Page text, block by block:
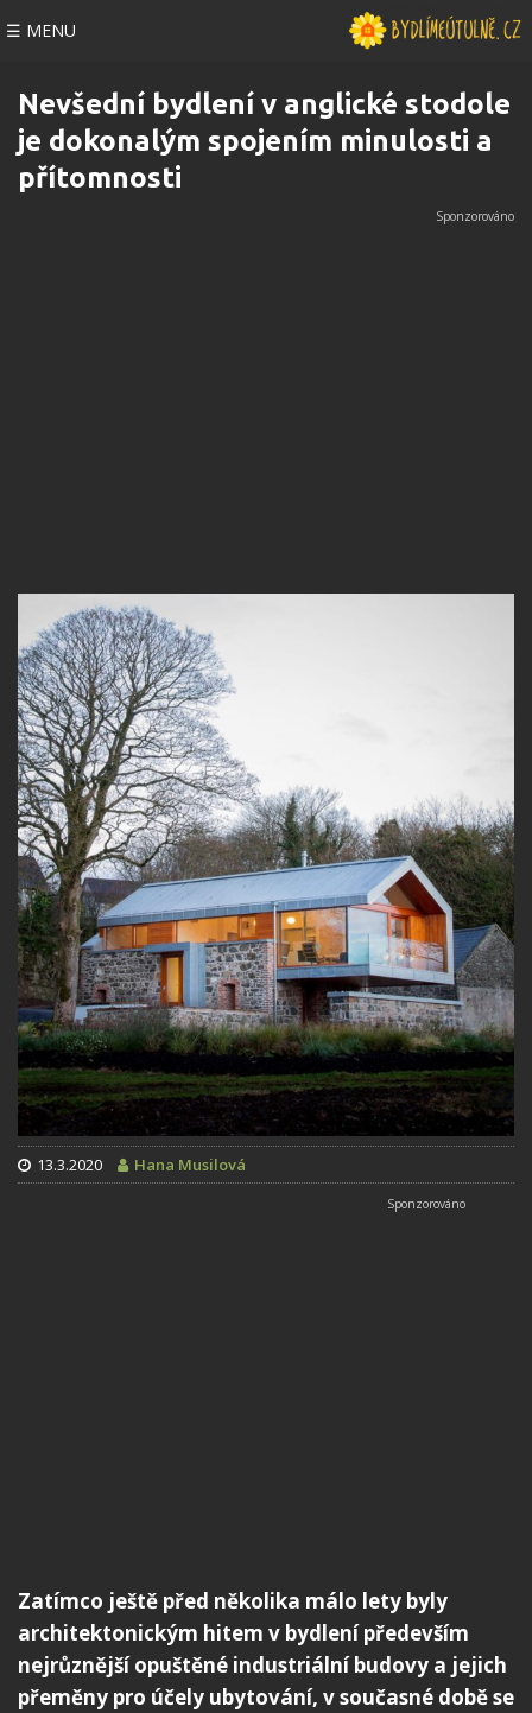
☰ MENU
Nevšední bydlení v anglické stodole
je dokonalým spojením minulosti a
přítomnosti
13.3.2020 Hana Musilová
Zatímco ještě před několika málo lety byly
architektonickým hitem v bydlení především
nejrůznější opuštěné industriální budovy a jejich
přeměny pro účely ubytování, v současné době se